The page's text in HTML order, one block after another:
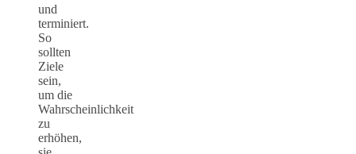
und
terminiert.
So
sollten
Ziele
sein,
um die
Wahrscheinlichkeit
zu
erhöhen,